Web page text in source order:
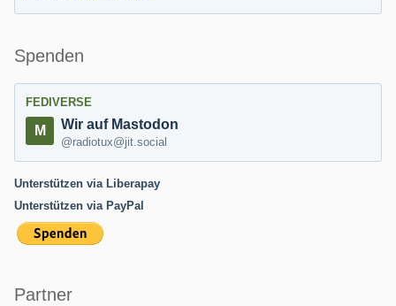
Spenden
FEDIVERSE
Wir auf Mastodon
@radiotux@jit.social
Unterstützen via Liberapay
Unterstützen via PayPal
Partner